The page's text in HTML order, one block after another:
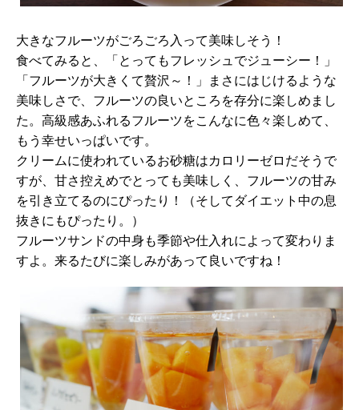
大きなフルーツがごろごろ入って美味しそう！
食べてみると、「とってもフレッシュでジューシー！」
「フルーツが大きくて贅沢～！」まさにはじけるような
美味しさで、フルーツの良いところを存分に楽しめまし
た。高級感あふれるフルーツをこんなに色々楽しめて、
もう幸せいっぱいです。
クリームに使われているお砂糖はカロリーゼロだそうで
すが、甘さ控えめでとっても美味しく、フルーツの甘み
を引き立てるのにぴったり！（そしてダイエット中の息
抜きにもぴったり。）
フルーツサンドの中身も季節や仕入れによって変わりま
すよ。来るたびに楽しみがあって良いですね！